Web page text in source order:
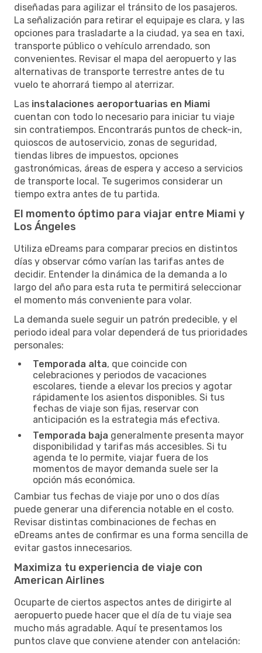
diseñadas para agilizar el tránsito de los pasajeros.
La señalización para retirar el equipaje es clara, y las
opciones para trasladarte a la ciudad, ya sea en taxi,
transporte público o vehículo arrendado, son
convenientes. Revisar el mapa del aeropuerto y las
alternativas de transporte terrestre antes de tu
vuelo te ahorrará tiempo al aterrizar.
Las instalaciones aeroportuarias en Miami
cuentan con todo lo necesario para iniciar tu viaje
sin contratiempos. Encontrarás puntos de check-in,
quioscos de autoservicio, zonas de seguridad,
tiendas libres de impuestos, opciones
gastronómicas, áreas de espera y acceso a servicios
de transporte local. Te sugerimos considerar un
tiempo extra antes de tu partida.
El momento óptimo para viajar entre Miami y
Los Ángeles
Utiliza eDreams para comparar precios en distintos
días y observar cómo varían las tarifas antes de
decidir. Entender la dinámica de la demanda a lo
largo del año para esta ruta te permitirá seleccionar
el momento más conveniente para volar.
La demanda suele seguir un patrón predecible, y el
periodo ideal para volar dependerá de tus prioridades
personales:
Temporada alta, que coincide con
celebraciones y periodos de vacaciones
escolares, tiende a elevar los precios y agotar
rápidamente los asientos disponibles. Si tus
fechas de viaje son fijas, reservar con
anticipación es la estrategia más efectiva.
Temporada baja generalmente presenta mayor
disponibilidad y tarifas más accesibles. Si tu
agenda te lo permite, viajar fuera de los
momentos de mayor demanda suele ser la
opción más económica.
Cambiar tus fechas de viaje por uno o dos días
puede generar una diferencia notable en el costo.
Revisar distintas combinaciones de fechas en
eDreams antes de confirmar es una forma sencilla de
evitar gastos innecesarios.
Maximiza tu experiencia de viaje con
American Airlines
Ocuparte de ciertos aspectos antes de dirigirte al
aeropuerto puede hacer que el día de tu viaje sea
mucho más agradable. Aquí te presentamos los
puntos clave que conviene atender con antelación: